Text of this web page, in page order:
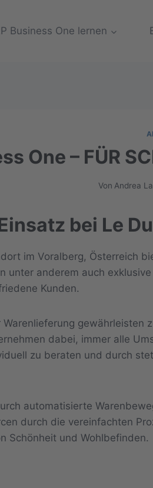
Business One lernen
One – FÜR
Von Andrea
bei Le
im Voralberg, Österreich
unter anderem auch
Kunden.
dabei, immer alle
zu beraten und durch
automatisierte
durch die vereinfachten
Schönheit und Wohlbefinden.